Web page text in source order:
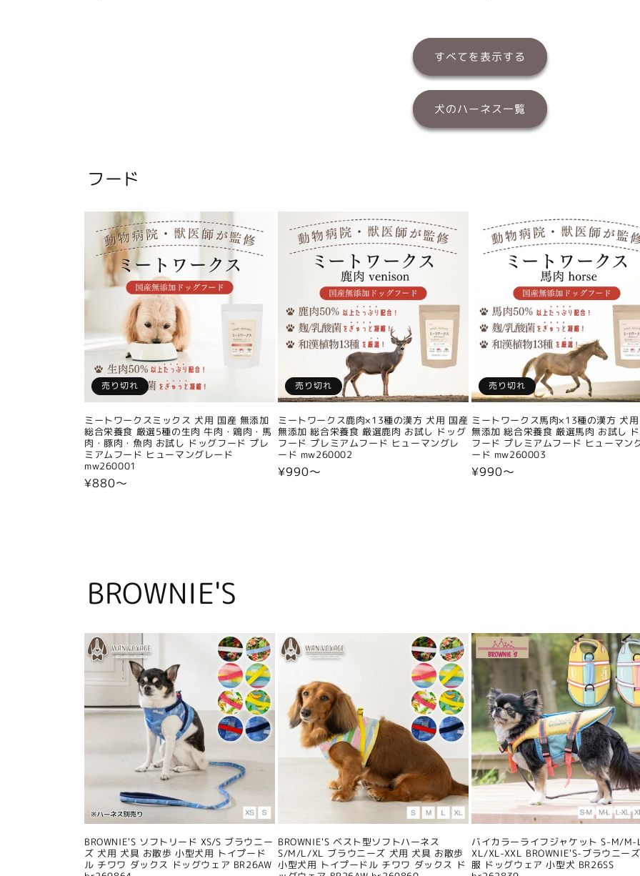
格
すべてを表示する
犬のハーネス一覧
フード
売り切れ
ミートワークスミックス 犬用 国産 無添加
総合栄養食 厳選5種の生肉 牛肉・鶏肉・馬
肉・豚肉・魚肉 お試し ドッグフード プレ
ミアムフード ヒューマングレード
mw260001
通
¥880〜
売り切れ
ミートワークス鹿肉×13種の漢方 犬用 国産
無添加 総合栄養食 厳選鹿肉 お試し ドッグ
フード プレミアムフード ヒューマングレ
ード mw260002
通
¥990〜
売り切れ
ミートワークス馬肉×13種の漢方 犬
無添加 総合栄養食 厳選馬肉 お試し
フード プレミアムフード ヒューマン
ード mw260003
通
¥990〜
BROWNIE'S
BROWNIE'S ソフトリード XS/S ブラウニー
ズ 犬用 犬具 お散歩 小型犬用 トイプード
ル チワワ ダックス ドッグウェア BR26AW
BROWNIE'S ベスト型ソフトハーネス
S/M/L/XL ブラウニーズ 犬用 犬具 お散歩
小型犬用 トイプードル チワワ ダックス ド
バイカラーライフジャケット S-M/
XL/XL-XXL BROWNIE'S-ブラウニー
服 ドッグウェア 小型犬 BR26SS